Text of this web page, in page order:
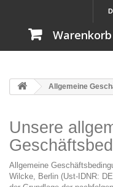
Warenkorb
Allgemeine
Unsere
Allgemeine
Wilcke, Berlin (Ust-IDNR: